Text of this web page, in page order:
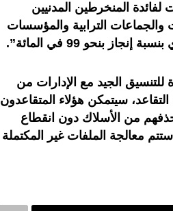
المنخرطين المدنيين
والتابعين للوزارات والجماعات الترابية والمؤسسات
للتنسيق الجيد مع الإدارات من
سيتمكن هؤلاء المتقاعدون
من الأسلاك دون انقطاع
إلى أنه ستتم معالجة الملفات غير المكتملة